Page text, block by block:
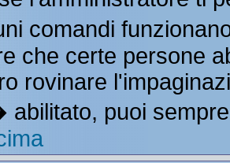
comandi
che certe persone
rovinare
abilitato, puoi